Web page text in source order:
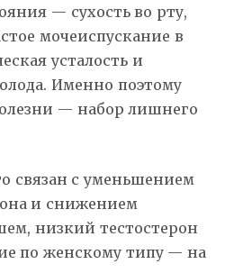
— сухость во рту,
мочеиспускание в
усталость и
Именно поэтому
— набор лишнего
связан с уменьшением
и снижением
низкий тестостерон
по женскому типу — на